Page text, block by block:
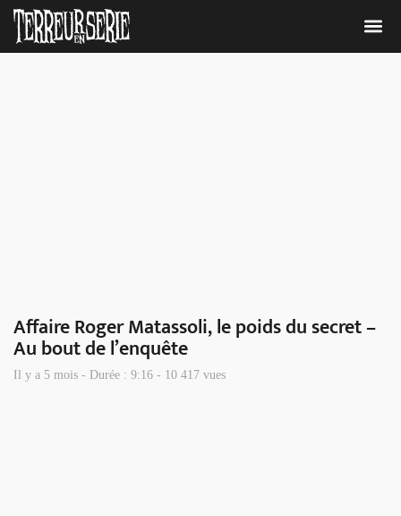
Affaire Roger Matassoli, le poids du secret –
Au bout de l’enquête
Il y a 5 mois - Durée : 9:16 - 10 417 vues